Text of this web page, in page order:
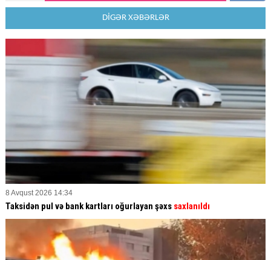
DİGƏR XƏBƏRLƏR
8 Avqust 2026 14:34
Taksidən pul və bank kartları oğurlayan şəxs saxlanıldı